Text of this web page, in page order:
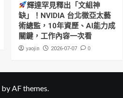
輝達罕見釋出「文組神
缺」！NVIDIA 台北徵亞太藝
術總監，10年資歷、AI能力成
關鍵，工作內容一次看
yaojin 2026-07-07 0
by AF themes.